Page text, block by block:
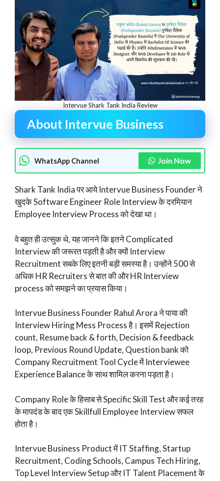
Intervue Shark Tank India Review
About Intervue Business
WhatsApp Channel Join Now
Shark Tank India पर आये Intervue Business Founder ने
खुदके Software Engineer Role Interview के दरमियान
Employee Interview Process को देखा था।
वे बहुत ही उत्सुक थे, यह जानने कि इतने Complicated
Interview की जरूरत पड़ती है और क्यों Interview
Recruitment सबके लिए इतनी बड़ी समस्या है। उन्होंने 500 से
अधिक HR Recruiters से बात की और HR Interview
process को समझने का प्रयास किया।
Intervue Business Founder Rahul Arora ने पाया की
Interview Hiring Mess Process है। इसमें Rejection
count, Resume back & forth, Decision & feedback
loop, Previous Round Update, Question bank को
Company Recruitment Tool Cycle में Interviewee
Experience Balance के साथ शामिल करना पड़ता है।
Company Role के हिसाब से Specific Skill Test और कई तरह
के मापदंड के बाद एक Skillfull Employee Interview सफल
होता है।
Intervue Business Product में IT Staffing, Startup
Recruitment, Coding Schools, Campus Tech Hiring,
Top Level Interview Setup और IT Talent Placement के